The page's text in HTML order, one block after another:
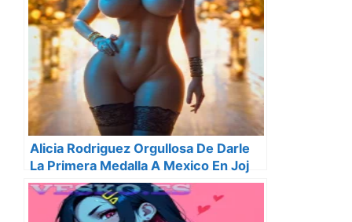
Alicia Rodriguez Orgullosa De Darle
La Primera Medalla A Mexico En Joj
2018